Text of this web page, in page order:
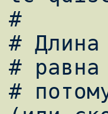
#
# Длина
#
#